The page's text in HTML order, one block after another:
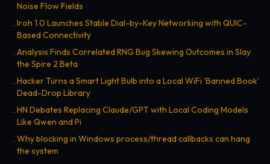
Noise Flow Fields
→ Iroh 1.0 Launches Stable Dial-by-Key Networking with QUIC-
Based Connectivity
→ Analysis Finds Correlated RNG Bug Skewing Outcomes in Slay
the Spire 2 Beta
→ Hacker Turns a Smart Light Bulb into a Local WiFi ‘Banned Book’
Dead-Drop Library
→ HN Debates Replacing Claude/GPT with Local Coding Models
Like Qwen and Pi
→ Why blocking in Windows process/thread callbacks can hang
the system